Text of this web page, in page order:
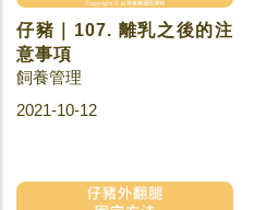
仔豬｜107. 離乳之後的注
意事項
飼養管理
2021-10-12